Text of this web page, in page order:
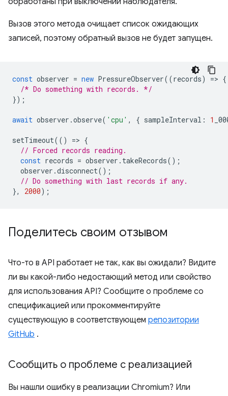
Вызов этого метода очищает список ожидающих
записей, поэтому обратный вызов не будет запущен.
const observer = new PressureObserver((records) => {
/* Do something with records. */
});
await observer .observe( 'cpu' , { sampleInterval : 1
setTimeout(() => {
// Forced records reading.
const records = observer . takeRecords();
observer .disconnect();
// Do something with last records if any.
},
2000);
Поделитесь своим отзывом
Что-то в API работает не так, как вы ожидали? Видите
ли вы какой-либо недостающий метод или свойство
для использования API? Сообщите о проблеме со
спецификацией или прокомментируйте
существующую в соответствующем репозитории
GitHub .
Сообщить о проблеме с реализацией
Вы нашли ошибку в реализации Chromium? Или